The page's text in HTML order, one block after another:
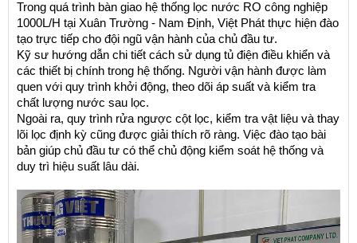
Trong quá trình bàn giao hệ thống lọc nước RO công nghiệp
1000L/H tại Xuân Trường - Nam Định, Việt Phát thực hiện đào
tạo trực tiếp cho đội ngũ vận hành của chủ đầu tư.
Kỹ sư hướng dẫn chi tiết cách sử dụng tủ điện điều khiển và
các thiết bị chính trong hệ thống. Người vận hành được làm
quen với quy trình khởi động, theo dõi áp suất và kiểm tra
chất lượng nước sau lọc.
Ngoài ra, quy trình rửa ngược cột lọc, kiểm tra vật liệu và thay
lõi lọc định kỳ cũng được giải thích rõ ràng. Việc đào tạo bài
bản giúp chủ đầu tư có thể chủ động kiểm soát hệ thống và
duy trì hiệu suất lâu dài.